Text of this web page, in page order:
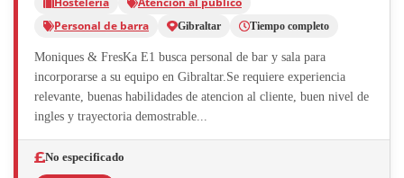
Personal de barra
Gibraltar Tiempo completo
Moniques & FresKa E1 busca personal de bar y sala para
incorporarse a su equipo en Gibraltar.Se requiere experiencia
relevante, buenas habilidades de atencion al cliente, buen nivel de
ingles y trayectoria demostrable...
No especificado